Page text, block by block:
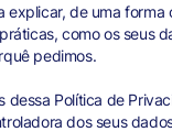
explicar, de uma forma
como os seus
pedimos.
dessa Política de
dos seus